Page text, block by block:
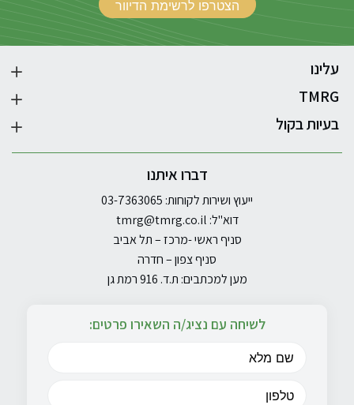
עלינו
TMRG
בעיות בקול
דברו איתנו
ייעוץ ושירות לקוחות: 03-7363065
דוא"ל: tmrg@tmrg.co.il
סניף ראשי -מרכז – תל אביב
סניף צפון – חדרה
מען למכתבים: ת.ד. 916 רמת גן
לשיחה עם נציג/ה השאירו פרטים: